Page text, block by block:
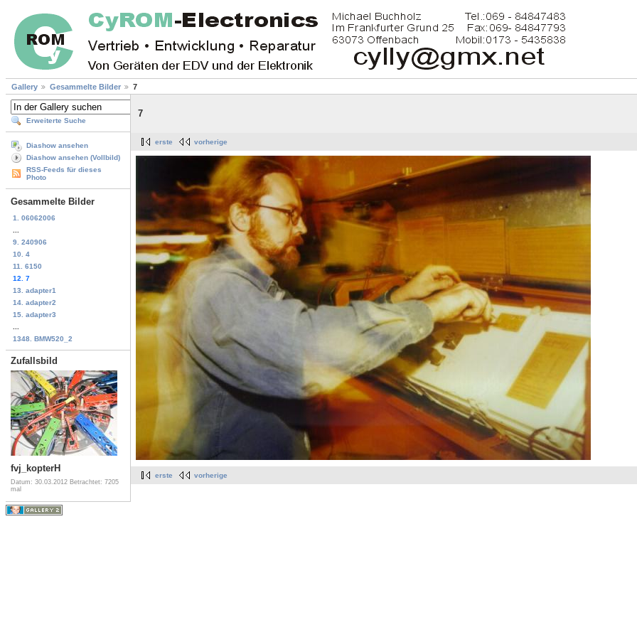
Gallery Gesammelte Bilder 7
Erweiterte Suche
Diashow ansehen
Diashow ansehen (Vollbild)
RSS-Feeds für dieses
Photo
Gesammelte Bilder
1. 06062006
9. 240906
10. 4
11. 6150
12. 7
13. adapter1
14. adapter2
15. adapter3
1348. BMW520_2
Zufallsbild
fvj_kopterH
Datum: 30.03.2012 Betrachtet: 7205
mal
7
erste vorherige
erste vorherige